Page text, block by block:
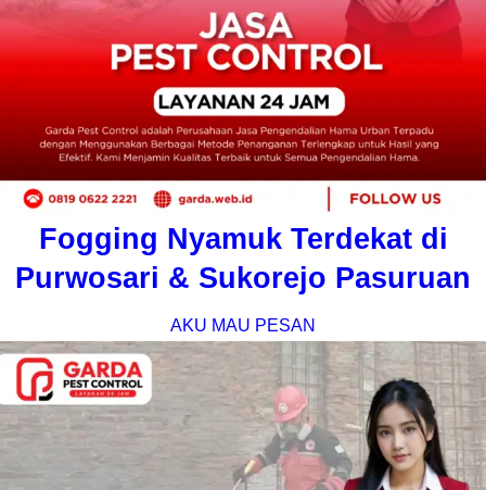
Fogging Nyamuk Terdekat di
Purwosari & Sukorejo Pasuruan
AKU MAU PESAN